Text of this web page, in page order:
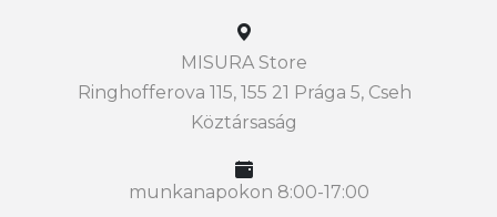
MISURA Store
Ringhofferova 115, 155 21 Prága 5, Cseh
Köztársaság
munkanapokon 8:00-17:00